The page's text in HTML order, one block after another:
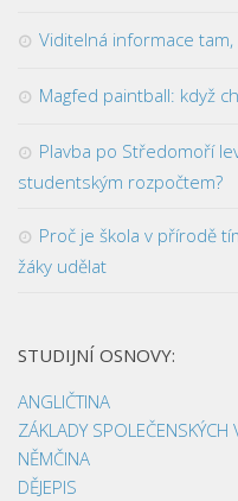
Viditelná informace
Magfed paintball: když
Plavba po Středomoří
studentským rozpočtem?
Proč je škola v přírodě
žáky udělat
STUDIJNÍ OSNOVY:
ANGLIČTINA
ZÁKLADY SPOLEČENSKÝCH
NĚMČINA
DĚJEPIS